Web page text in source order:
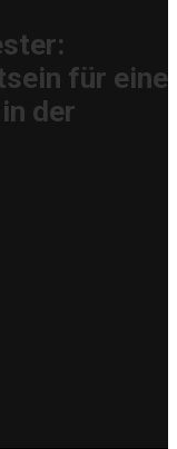
für eine
der